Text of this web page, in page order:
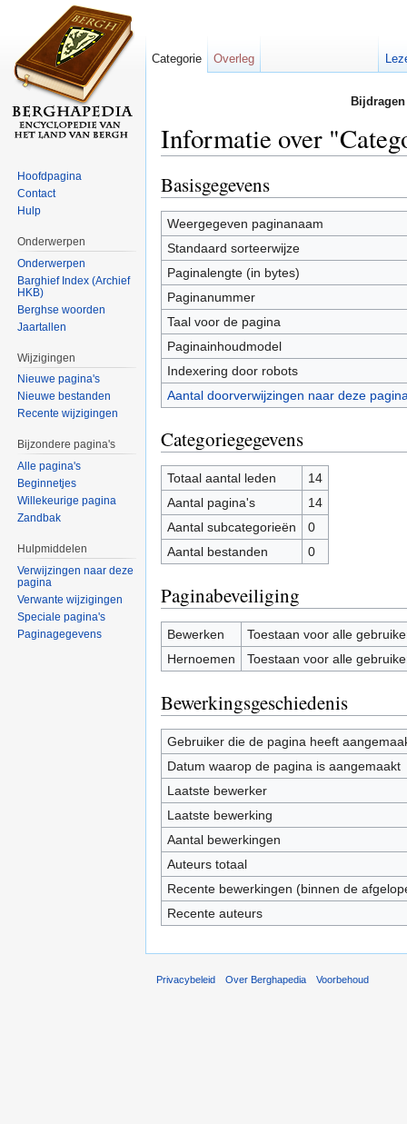
Informatie over
Basisgegevens
Weergegeven paginanaam
Standaard sorteerwijze
Paginalengte (in bytes)
Paginanummer
Taal voor de pagina
Paginainhoudmodel
Indexering door robots
Aantal doorverwijzingen naar deze
Categoriegegevens
Totaal aantal leden
14
Aantal pagina's
14
Aantal subcategorieën
0
Aantal bestanden
0
Paginabeveiliging
Bewerken
Toestaan voor alle
Hernoemen
Toestaan voor alle
Bewerkingsgeschiedenis
Gebruiker die de pagina heeft
Datum waarop de pagina is aangemaakt
Laatste bewerker
Laatste bewerking
Aantal bewerkingen
Auteurs totaal
Recente bewerkingen (binnen de
Recente auteurs
Categorie Overleg
Hoofdpagina
Contact
Hulp
Onderwerpen
Onderwerpen
Barghief Index (Archief
HKB)
Berghse woorden
Jaartallen
Wijzigingen
Nieuwe pagina's
Nieuwe bestanden
Recente wijzigingen
Bijzondere pagina's
Alle pagina's
Beginnetjes
Willekeurige pagina
Zandbak
Hulpmiddelen
Verwijzingen naar deze
pagina
Verwante wijzigingen
Speciale pagina's
Paginagegevens
Privacybeleid Over Berghapedia Voorbehoud